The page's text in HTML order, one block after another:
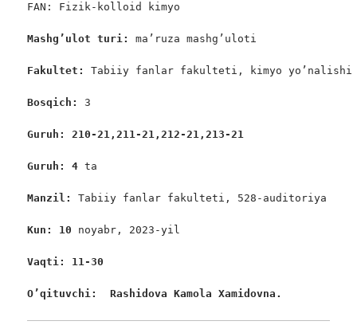
FAN: Fizik-kolloid kimyo
Mashg’ulot turi: ma’ruza mashg’uloti
Fakultet: Tabiiy fanlar fakulteti, kimyo yo’nalishi
Bosqich: 3
Guruh: 210-21,211-21,212-21,213-21
Guruh: 4 ta
Manzil: Tabiiy fanlar fakulteti, 528-auditoriya
Kun: 10 noyabr, 2023-yil
Vaqti: 11-30
O’qituvchi:  Rashidova Kamola Xamidovna.